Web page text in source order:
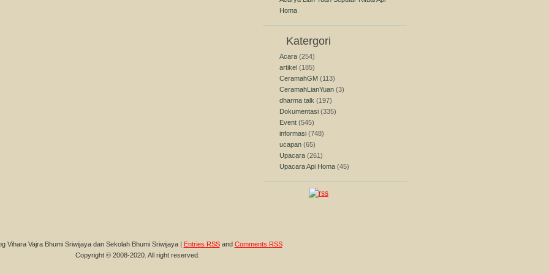
Homa
Katergori
Acara (254)
artikel (185)
CeramahGM (113)
CeramahLianYuan (3)
dharma talk (197)
Dokumentasi (335)
Event (545)
informasi (748)
ucapan (65)
Upacara (261)
Upacara Api Homa (45)
Vihara Vajra Bhumi Sriwijaya dan Sekolah Bhumi Sriwijaya | Entries RSSand Comments RSS
Copyright © 2008-2020. All right reserved.